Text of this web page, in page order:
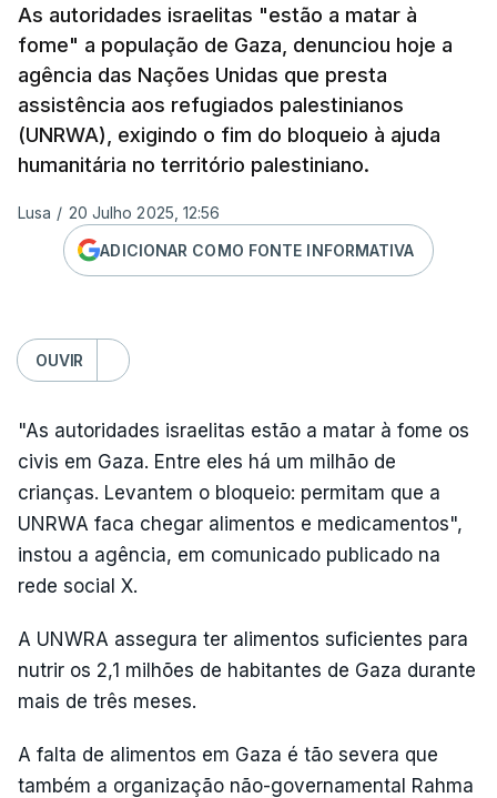
As autoridades israelitas "estão a matar à
fome" a população de Gaza, denunciou hoje a
agência das Nações Unidas que presta
assistência aos refugiados palestinianos
(UNRWA), exigindo o fim do bloqueio à ajuda
humanitária no território palestiniano.
Lusa / 20 Julho 2025, 12:56
ADICIONAR COMO FONTE INFORMATIVA
OUVIR
"As autoridades israelitas estão a matar à fome os
civis em Gaza. Entre eles há um milhão de
crianças. Levantem o bloqueio: permitam que a
UNRWA faca chegar alimentos e medicamentos",
instou a agência, em comunicado publicado na
rede social X.
A UNWRA assegura ter alimentos suficientes para
nutrir os 2,1 milhões de habitantes de Gaza durante
mais de três meses.
A falta de alimentos em Gaza é tão severa que
também a organização não-governamental Rahma